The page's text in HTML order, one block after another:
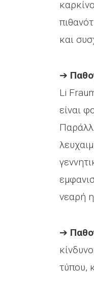
και
➔
Li
είναι
νεαρή
➔
τύπου,